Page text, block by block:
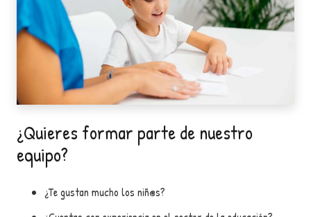
¿Quieres formar parte de nuestro
equipo?
¿Te gustan mucho los niñ@s?